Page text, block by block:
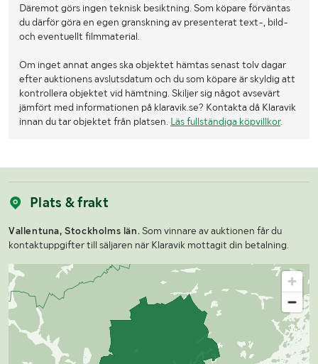
Däremot görs ingen teknisk besiktning. Som köpare förväntas
du därför göra en egen granskning av presenterat text-, bild-
och eventuellt filmmaterial.
Om inget annat anges ska objektet hämtas senast tolv dagar
efter auktionens avslutsdatum och du som köpare är skyldig att
kontrollera objektet vid hämtning. Skiljer sig något avsevärt
jämfört med informationen på klaravik.se? Kontakta då Klaravik
innan du tar objektet från platsen. Läs fullständiga köpvillkor.
Plats & frakt
Vallentuna, Stockholms län. Som vinnare av auktionen får du
kontaktuppgifter till säljaren när Klaravik mottagit din betalning.